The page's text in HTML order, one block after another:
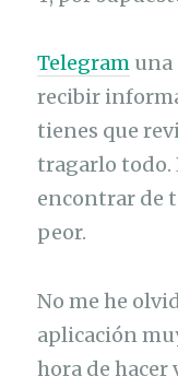
Telegram una
recibir
tienes que
tragarlo todo.
encontrar de
peor.
No me he
aplicación
hora de hacer